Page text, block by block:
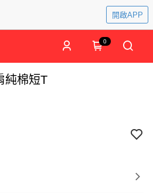
開啟APP
0
純棉短T